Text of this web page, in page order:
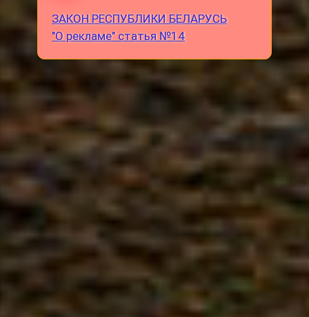
ЗАКОН РЕСПУБЛИКИ БЕЛАРУСЬ
"О рекламе" статья №14